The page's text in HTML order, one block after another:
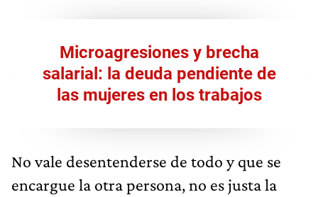
Microagresiones y brecha
salarial: la deuda pendiente de
las mujeres en los trabajos
No vale desentenderse de todo y que se
encargue la otra persona, no es justa la